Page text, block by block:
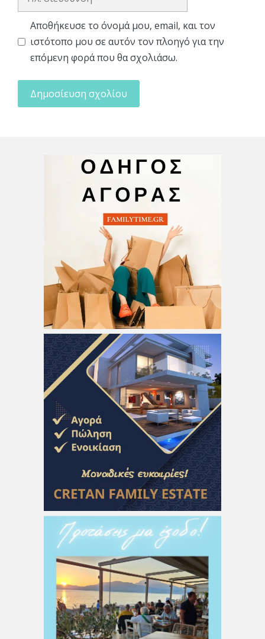
Αποθήκευσε το όνομά μου, email, και τον
ιστότοπο μου σε αυτόν τον πλοηγό για την
επόμενη φορά που θα σχολιάσω.